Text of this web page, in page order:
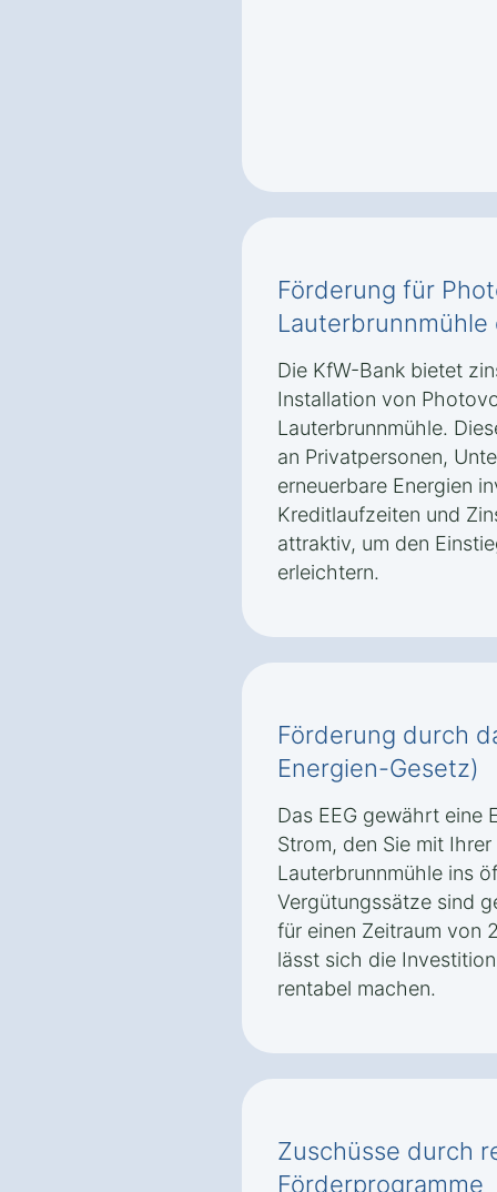
Förderung für
Die KfW-Bank bietet
Installation von
Lauterbrunnmühle.
an Privatpersonen,
erneuerbare Energien
Kreditlaufzeiten und
attraktiv, um den
erleichtern.
Förderung durch
Energien-Gesetz)
Das EEG gewährt eine
Strom, den Sie mit
Lauterbrunnmühle ins
Vergütungssätze sind
für einen Zeitraum von
lässt sich die
rentabel machen.
Zuschüsse durch
Förderprogramme